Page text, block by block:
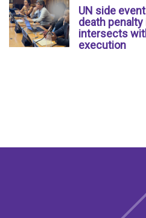
UN side
death penalty
intersects
execution